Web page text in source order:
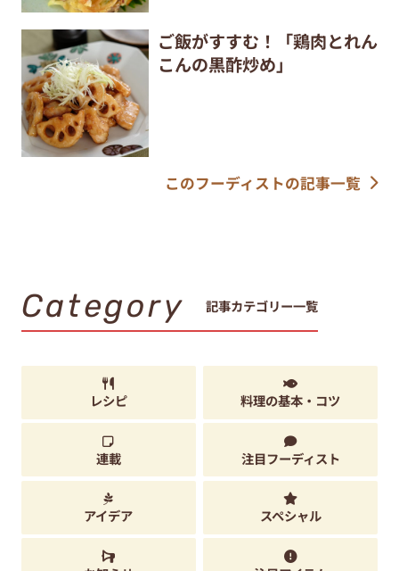
ご飯がすすむ！「鶏肉とれん
こんの黒酢炒め」
このフーディストの記事一覧
Category 記事カテゴリー一覧
レシピ 料理の基本・コツ
連載 注目フーディスト
アイデア スペシャル